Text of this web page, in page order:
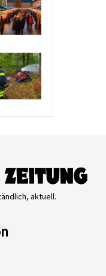
aktuell.